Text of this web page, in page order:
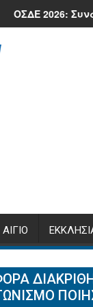
στην πλατεία
ΑΊΓΙΟ